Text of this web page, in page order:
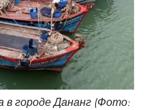
в городе Дананг (Фото: